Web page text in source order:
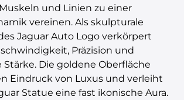
und Linien zu einer
vereinen. Als skulpturale
Jaguar Auto Logo verkörpert
Präzision und
Stärke. Die goldene Oberfläche
Eindruck von Luxus und verleiht
Statue eine fast ikonische Aura.